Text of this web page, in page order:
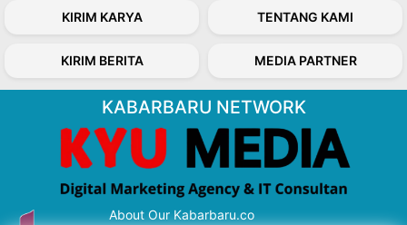
KIRIM KARYA TENTANG KAMI
KIRIM BERITA MEDIA PARTNER
KABARBARU NETWORK
About Our Kabarbaru.co